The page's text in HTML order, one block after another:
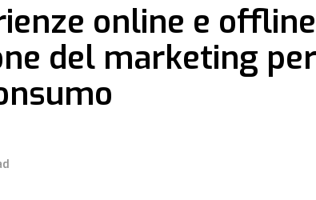
online e offline
del marketing